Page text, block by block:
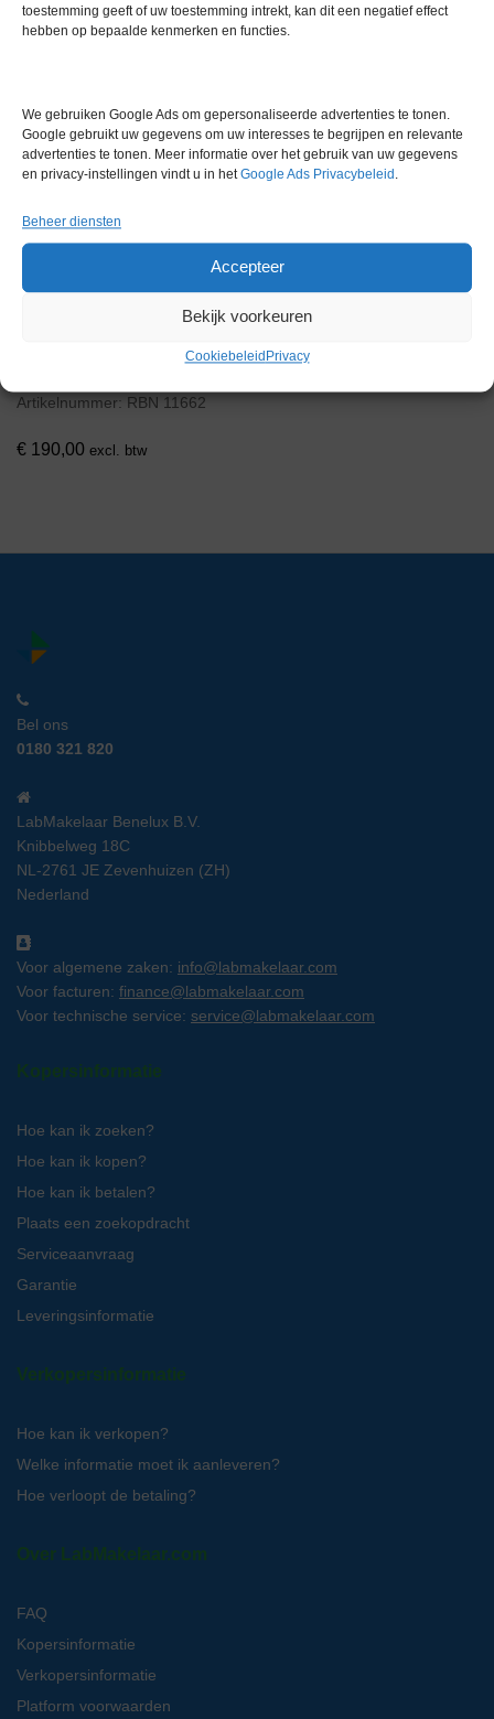
toestemming geeft of uw toestemming intrekt, kan dit een negatief effect
hebben op bepaalde kenmerken en functies.
We gebruiken Google Ads om gepersonaliseerde advertenties te tonen.
Google gebruikt uw gegevens om uw interesses te begrijpen en relevante
advertenties te tonen. Meer informatie over het gebruik van uw gegevens
en privacy-instellingen vindt u in hetGoogle Ads Privacybeleid .
Beheer diensten
Accepteer
Bekijk voorkeuren
Cookiebeleid Privacy
Via bemiddeling
Piramoon FiberLite F16-48 x
Artikelnummer: RBN 11662
€ 190,00 excl. btw
Bel ons
0180 321 820
LabMakelaar Benelux B.V.
Knibbelweg 18C
NL-2761 JE Zevenhuizen (ZH)
Nederland
Voor algemene zaken: info@labmakelaar.com
Voor facturen: finance@labmakelaar.com
Voor technische service: service@labmakelaar.com
Kopersinformatie
Hoe kan ik zoeken?
Hoe kan ik kopen?
Hoe kan ik betalen?
Plaats een zoekopdracht
Serviceaanvraag
Garantie
Leveringsinformatie
Verkopersinformatie
Hoe kan ik verkopen?
Welke informatie moet ik aanleveren?
Hoe verloopt de betaling?
Over LabMakelaar.com
FAQ
Kopersinformatie
Verkopersinformatie
Platform voorwaarden